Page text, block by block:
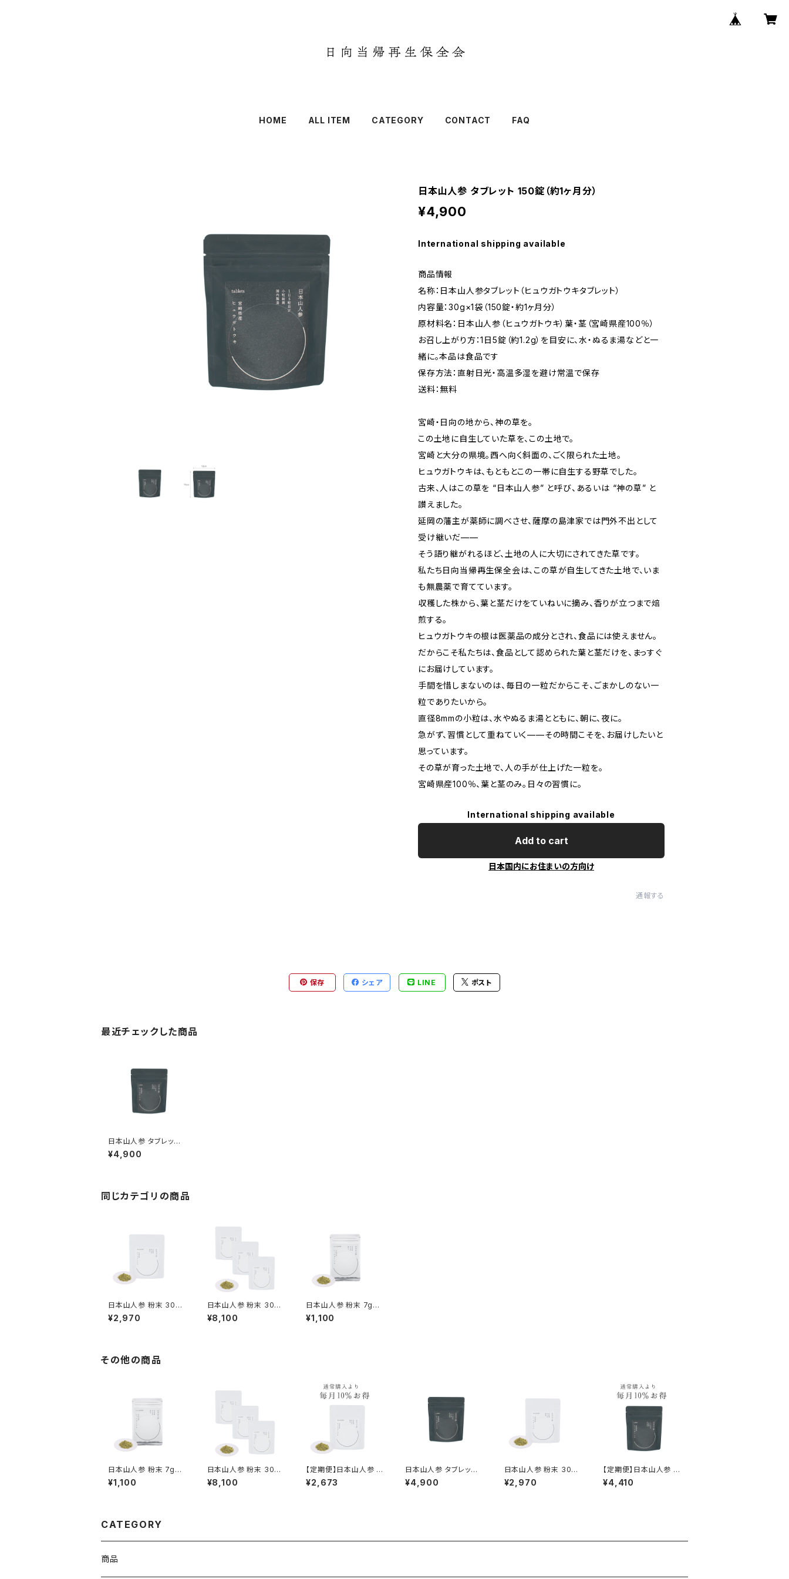
HOME ALL ITEM CATEGORY CONTACT FAQ
日本山人参 タブレット 150錠（約1ヶ月分）
¥4,900
International shipping available
商品情報
名称：日本山人参タブレット（ヒュウガトウキタブレット）
内容量：30g×1袋（150錠・約1ヶ月分）
原材料名：日本山人参（ヒュウガトウキ）葉・茎（宮崎県産100％）
お召し上がり方：1日5錠（約1.2g）を目安に、水・ぬるま湯などと一
緒に。本品は食品です
保存方法：直射日光・高温多湿を避け常温で保存
送料：無料
宮崎・日向の地から、神の草を。
この土地に自生していた草を、この土地で。
宮崎と大分の県境。西へ向く斜面の、ごく限られた土地。
ヒュウガトウキは、もともとこの一帯に自生する野草でした。
古来、人はこの草を “日本山人参” と呼び、あるいは “神の草” と
讃えました。
延岡の藩主が薬師に調べさせ、薩摩の島津家では門外不出として
受け継いだ——
そう語り継がれるほど、土地の人に大切にされてきた草です。
私たち日向当帰再生保全会は、この草が自生してきた土地で、いま
も無農薬で育てています。
収穫した株から、葉と茎だけをていねいに摘み、香りが立つまで焙
煎する。
ヒュウガトウキの根は医薬品の成分とされ、食品には使えません。
だからこそ私たちは、食品として認められた葉と茎だけを、まっすぐ
にお届けしています。
手間を惜しまないのは、毎日の一粒だからこそ、ごまかしのない一
粒でありたいから。
直径8mmの小粒は、水やぬるま湯とともに、朝に、夜に。
急がず、習慣として重ねていく——その時間こそを、お届けしたいと
思っています。
その草が育った土地で、人の手が仕上げた一粒を。
宮崎県産100％、葉と茎のみ。日々の習慣に。
International shipping available
Add to cart
日本国内にお住まいの方向け
通報する
保存 シェア LINE ポスト
最近チェックした商品
日本山人参 タブレット 1
50錠（約1ヶ月分）
¥4,900
同じカテゴリの商品
日本山人参 粉末 30g
（約1ヶ月分）
¥2,970
日本山人参 粉末 30g×
3（約3ヶ月分）
¥8,100
日本山人参 粉末 7g
（おためし約1週間）
¥1,100
その他の商品
日本山人参 粉末 7g
（おためし約1週間）
¥1,100
日本山人参 粉末 30g×
3（約3ヶ月分）
¥8,100
【定期便】日本山人参 粉
末 30g【1ヶ月ごとにお
届け】
¥2,673
日本山人参 タブレット 1
50錠（約1ヶ月分）
¥4,900
日本山人参 粉末 30g
（約1ヶ月分）
¥2,970
【定期便】日本山人参 タ
ブレット 150錠【1ヶ月ご
とにお届け】
¥4,410
CATEGORY
商品